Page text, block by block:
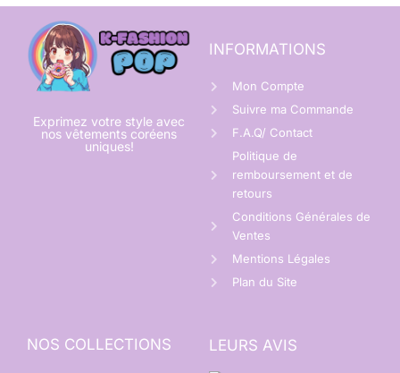
Exprimez votre style avec
nos vêtements coréens
uniques!
INFORMATIONS
Mon Compte
Suivre ma Commande
F.A.Q/ Contact
Politique de
remboursement et de
retours
Conditions Générales de
Ventes
Mentions Légales
Plan du Site
NOS COLLECTIONS LEURS AVIS